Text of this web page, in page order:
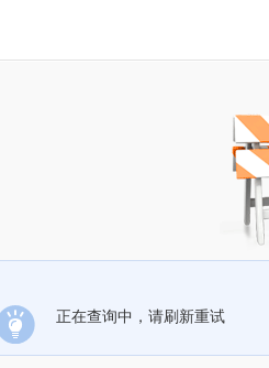
正在查询中，请刷新重试